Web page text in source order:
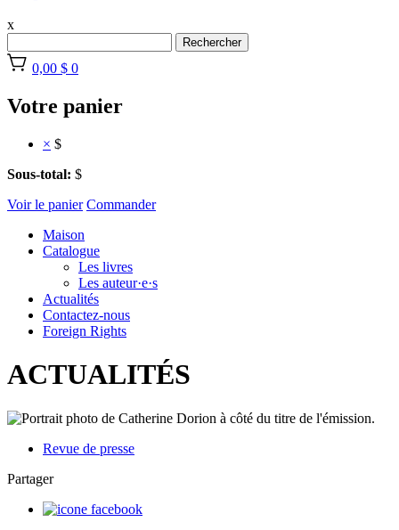
x
Rechercher
0,00 $ 0
Votre panier
× $
Sous-total: $
Voir le panier Commander
Maison
Catalogue
Les livres
Les auteur·e·s
Actualités
Contactez-nous
Foreign Rights
ACTUALITÉS
Revue de presse
Partager